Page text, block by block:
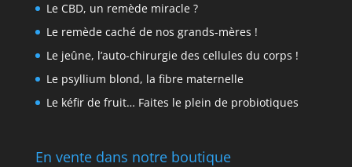
Le CBD, un remède miracle ?
Le remède caché de nos grands-mères !
Le jeûne, l’auto-chirurgie des cellules du corps !
Le psyllium blond, la fibre maternelle
Le kéfir de fruit… Faites le plein de probiotiques
En vente dans notre boutique